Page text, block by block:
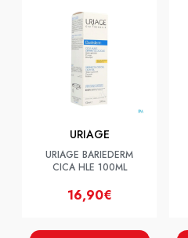
URIAGE
URIAGE BARIEDERM
CICA HLE 100ML
16,90€